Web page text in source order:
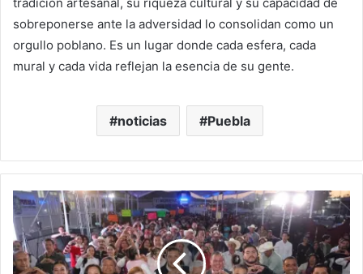
sobreponerse ante la adversidad lo consolidan como un
orgullo poblano. Es un lugar donde cada esfera, cada
mural y cada vida reflejan la esencia de su gente.
noticias Puebla